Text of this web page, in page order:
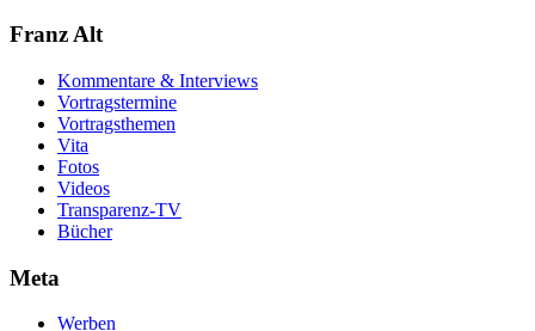
Franz Alt
Kommentare & Interviews
Vortragstermine
Vortragsthemen
Vita
Fotos
Videos
Transparenz-TV
Bücher
Meta
Werben